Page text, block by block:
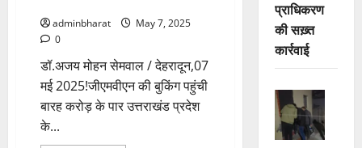
adminbharat
May 7, 2025
0
डॉ.अजय मोहन सेमवाल / देहरादून,07
मई 2025!जीएमवीएन की बुकिंग पहुंची
बारह करोड़ के पार उत्तराखंड प्रदेश
के...
प्राधिकरण
की सख़्त
कार्रवाई